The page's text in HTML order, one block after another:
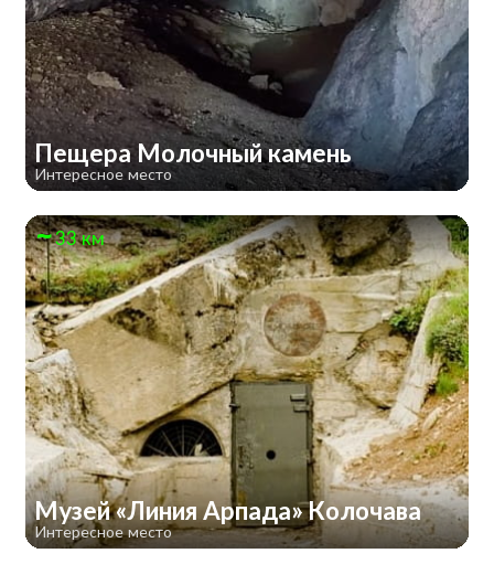
Пещера Молочный камень
Интересное место
33 км
Музей «Линия Арпада» Колочава
Интересное место